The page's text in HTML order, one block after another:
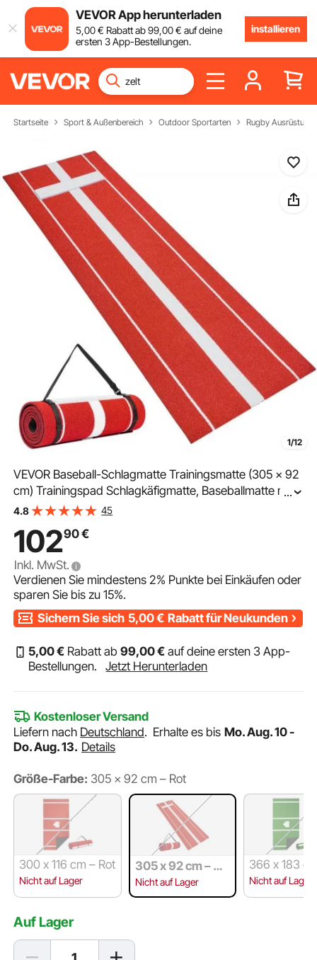
VEVOR App herunterladen
5,00€ Rabatt ab99,00€ auf deine
ersten 3 App-Bestellungen.
installieren
Startseite Sport & Außenbereich Outdoor Sportarten Rugby Ausrüstung
1/12
VEVOR Baseball-Schlagmatte Trainingsmatte (305 x 92
cm) Trainingspad Schlagkäfigmatte, Baseballmatte mit
lichtechter Rasen & rutschfester Schaumstoffrückseite,
...
4.8 45
10290€
Inkl. MwSt.
Verdienen Sie mindestens2% Punkte bei Einkäufen oder
sparen Sie bis zu15%.
Sichern Sie sich 5,00€ Rabatt für Neukunden
5,00€ Rabatt ab99,00€ auf deine ersten 3 App-
Bestellungen.
Jetzt Herunterladen
Kostenloser Versand
Liefern nach Deutschland. Erhalte es bis Mo. Aug. 10 -
Do. Aug. 13. Details
Größe-Farbe: 305 x 92 cm – Rot
300 x 116 cm – Rot
Nicht auf Lager
305 x 92 cm – Ro
t
Nicht auf Lager
366 x 183
ün
Nicht auf Lager
Auf Lager